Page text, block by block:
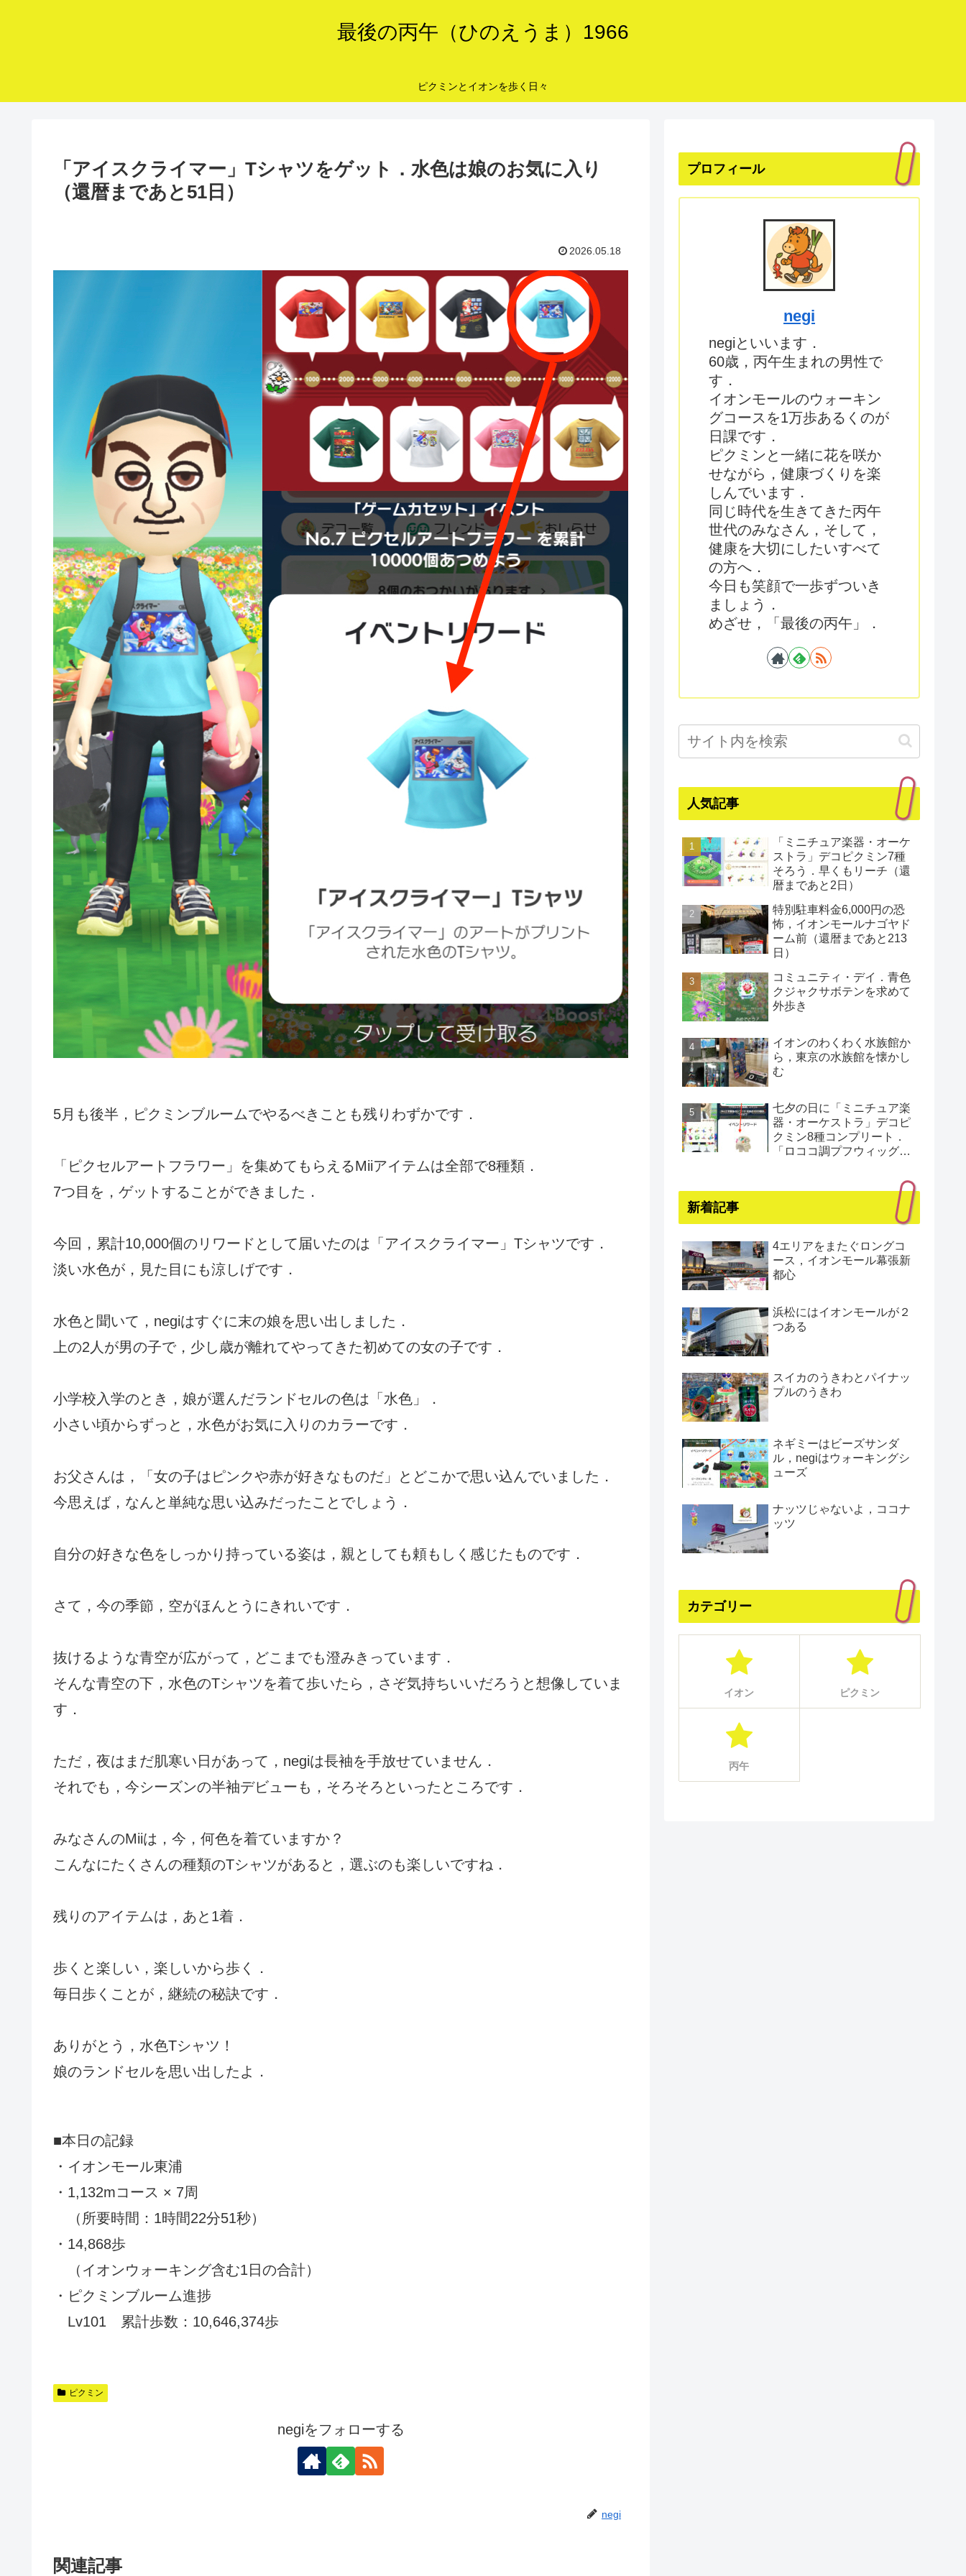
最後の丙午（ひのえうま）1966
ピクミンとイオンを歩く日々
「アイスクライマー」Tシャツをゲット．水色は娘のお気に入り
（還暦まであと51日）
2026.05.18
5月も後半，ピクミンブルームでやるべきことも残りわずかです．
「ピクセルアートフラワー」を集めてもらえるMiiアイテムは全部で8種類．
7つ目を，ゲットすることができました．
今回，累計10,000個のリワードとして届いたのは「アイスクライマー」Tシャツです．
淡い水色が，見た目にも涼しげです．
水色と聞いて，negiはすぐに末の娘を思い出しました．
上の2人が男の子で，少し歳が離れてやってきた初めての女の子です．
小学校入学のとき，娘が選んだランドセルの色は「水色」．
小さい頃からずっと，水色がお気に入りのカラーです．
お父さんは，「女の子はピンクや赤が好きなものだ」とどこかで思い込んでいました．
今思えば，なんと単純な思い込みだったことでしょう．
自分の好きな色をしっかり持っている姿は，親としても頼もしく感じたものです．
さて，今の季節，空がほんとうにきれいです．
抜けるような青空が広がって，どこまでも澄みきっています．
そんな青空の下，水色のTシャツを着て歩いたら，さぞ気持ちいいだろうと想像していま
す．
ただ，夜はまだ肌寒い日があって，negiは長袖を手放せていません．
それでも，今シーズンの半袖デビューも，そろそろといったところです．
みなさんのMiiは，今，何色を着ていますか？
こんなにたくさんの種類のTシャツがあると，選ぶのも楽しいですね．
残りのアイテムは，あと1着．
歩くと楽しい，楽しいから歩く．
毎日歩くことが，継続の秘訣です．
ありがとう，水色Tシャツ！
娘のランドセルを思い出したよ．
■本日の記録
・イオンモール東浦
・1,132mコース × 7周
（所要時間：1時間22分51秒）
・14,868歩
（イオンウォーキング含む1日の合計）
・ピクミンブルーム進捗
Lv101 累計歩数：10,646,374歩
ピクミン
negiをフォローする
negi
関連記事
プロフィール
negi
negiといいます．
60歳，丙午生まれの男性で
す．
イオンモールのウォーキン
グコースを1万歩あるくのが
日課です．
ピクミンと一緒に花を咲か
せながら，健康づくりを楽
しんでいます．
同じ時代を生きてきた丙午
世代のみなさん，そして，
健康を大切にしたいすべて
の方へ．
今日も笑顔で一歩ずついき
ましょう．
めざせ，「最後の丙午」．
人気記事
「ミニチュア楽器・オーケ
ストラ」デコピクミン7種
そろう．早くもリーチ（還
暦まであと2日）
特別駐車料金6,000円の恐
怖，イオンモールナゴヤド
ーム前（還暦まであと213
日）
コミュニティ・デイ．青色
クジャクサボテンを求めて
外歩き
イオンのわくわく水族館か
ら，東京の水族館を懐かし
む
七夕の日に「ミニチュア楽
器・オーケストラ」デコピ
クミン8種コンプリート．
「ロココ調プフウィッグ・
新着記事
4エリアをまたぐロングコ
ース，イオンモール幕張新
都心
浜松にはイオンモールが２
つある
スイカのうきわとパイナッ
プルのうきわ
ネギミーはビーズサンダ
ル，negiはウォーキングシ
ューズ
ナッツじゃないよ，ココナ
ッツ
カテゴリー
イオン ピクミン
丙午